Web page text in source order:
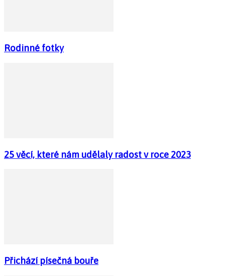
Rodinné fotky
25 věcí, které nám udělaly radost v roce 2023
Přichází písečná bouře